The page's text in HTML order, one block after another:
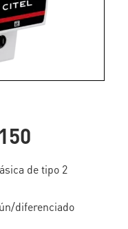
de tipo 2
diferenciado